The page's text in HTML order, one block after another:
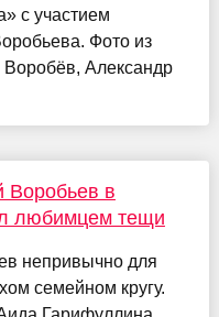
с участием
Фото из
Воробёв, Александр
Воробьев в
любимцем тещи
непривычно для
семейном кругу.